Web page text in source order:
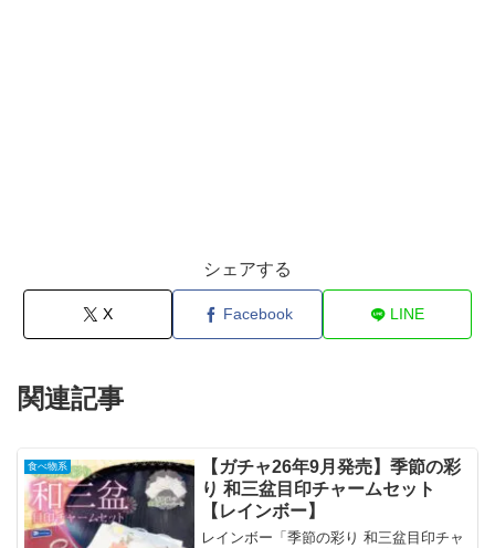
シェアする
X Facebook LINE
関連記事
食べ物系
【ガチャ26年9月発売】季節の彩
り 和三盆目印チャームセット
【レインボー】
レインボー「季節の彩り 和三盆目印チャ